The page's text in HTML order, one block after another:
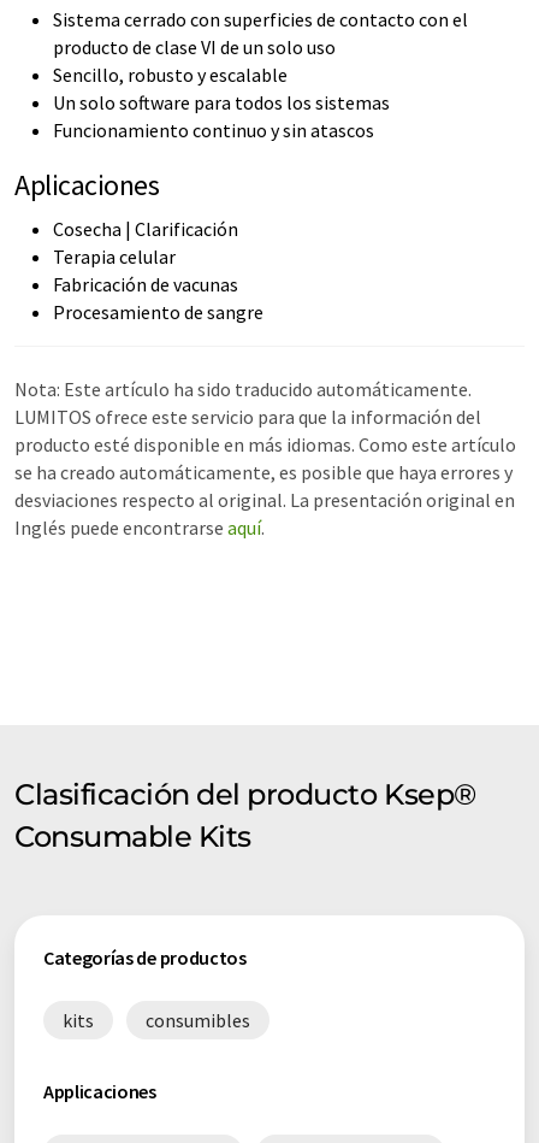
Sistema cerrado con superficies de contacto con el
producto de clase VI de un solo uso
Sencillo, robusto y escalable
Un solo software para todos los sistemas
Funcionamiento continuo y sin atascos
Aplicaciones
Cosecha | Clarificación
Terapia celular
Fabricación de vacunas
Procesamiento de sangre
Nota: Este artículo ha sido traducido automáticamente.
LUMITOS ofrece este servicio para que la información del
producto esté disponible en más idiomas. Como este artículo
se ha creado automáticamente, es posible que haya errores y
desviaciones respecto al original. La presentación original en
Inglés puede encontrarse aquí.
Clasificación del producto Ksep®
Consumable Kits
Categorías de productos
kits consumibles
Applicaciones